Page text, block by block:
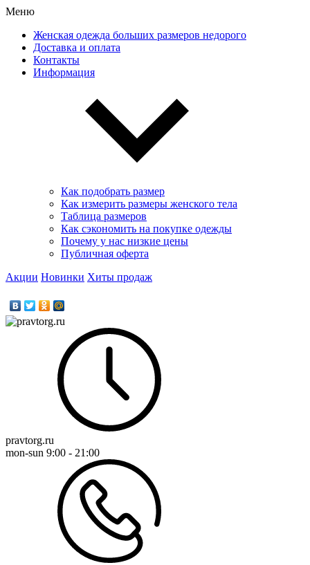
Меню
Женская одежда больших размеров недорого
Доставка и оплата
Контакты
Информация
Как подобрать размер
Как измерить размеры женского тела
Таблица размеров
Как сэкономить на покупке одежды
Почему у нас низкие цены
Публичная оферта
Акции Новинки Хиты продаж
pravtorg.ru
mon-sun 9:00 - 21:00